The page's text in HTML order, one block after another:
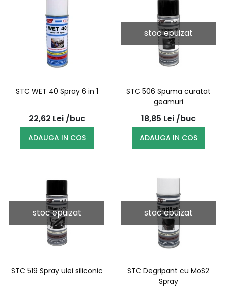
STC WET 40 Spray 6 in 1
22,62 Lei /buc
ADAUGA IN COS
stoc epuizat
STC 506 Spuma curatat
geamuri
18,85 Lei /buc
ADAUGA IN COS
stoc epuizat
STC 519 Spray ulei siliconic
stoc epuizat
STC Degripant cu MoS2
Spray